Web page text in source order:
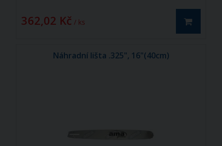
362,02 Kč / ks
Náhradní lišta .325", 16"(40cm)